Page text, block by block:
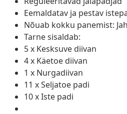
Eemaldatav ja pestav
Nõuab kokku panemist: Jah
Tarne sisaldab:
5 x Kesksuve diivan
4 x Käetoe diivan
1 x Nurgadiivan
11 x Seljatoe padi
10 x Iste padi